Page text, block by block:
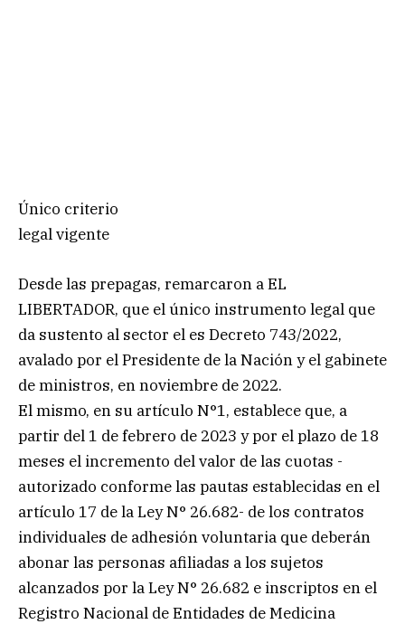
Único criterio
legal vigente
Desde las prepagas, remarcaron a EL
LIBERTADOR, que el único instrumento legal que
da sustento al sector el es Decreto 743/2022,
avalado por el Presidente de la Nación y el gabinete
de ministros, en noviembre de 2022.
El mismo, en su artículo N°1, establece que, a
partir del 1 de febrero de 2023 y por el plazo de 18
meses el incremento del valor de las cuotas -
autorizado conforme las pautas establecidas en el
artículo 17 de la Ley N° 26.682- de los contratos
individuales de adhesión voluntaria que deberán
abonar las personas afiliadas a los sujetos
alcanzados por la Ley N° 26.682 e inscriptos en el
Registro Nacional de Entidades de Medicina